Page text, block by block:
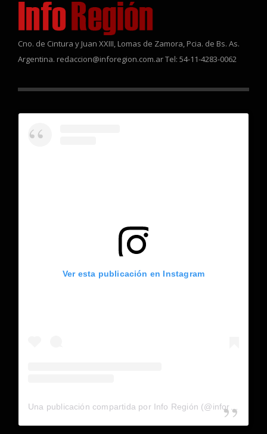
Cno. de Cintura y Juan XXIII, Lomas de Zamora, Pcia. de Bs. As.
Argentina. redaccion@inforegion.com.ar Tel: 54-11-4283-0062
Ver esta publicación en Instagram